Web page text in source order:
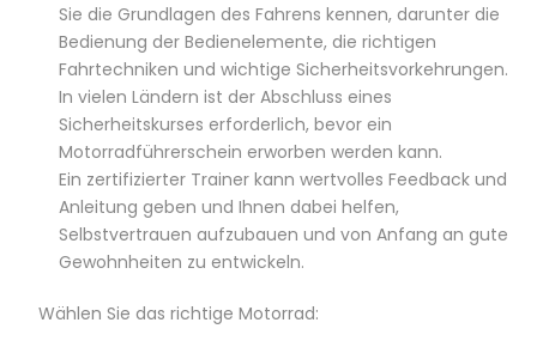
Sie die Grundlagen des Fahrens kennen, darunter die
Bedienung der Bedienelemente, die richtigen
Fahrtechniken und wichtige Sicherheitsvorkehrungen.
In vielen Ländern ist der Abschluss eines
Sicherheitskurses erforderlich, bevor ein
Motorradführerschein erworben werden kann.
Ein zertifizierter Trainer kann wertvolles Feedback und
Anleitung geben und Ihnen dabei helfen,
Selbstvertrauen aufzubauen und von Anfang an gute
Gewohnheiten zu entwickeln.
Wählen Sie das richtige Motorrad: